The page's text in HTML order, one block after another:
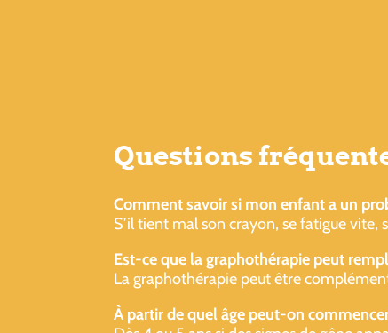
Questions
Comment savoir si mon enfant a un
S’il tient mal son crayon, se fatigue
Est-ce que la graphothérapie peut
La graphothérapie peut être
À partir de quel âge peut-on